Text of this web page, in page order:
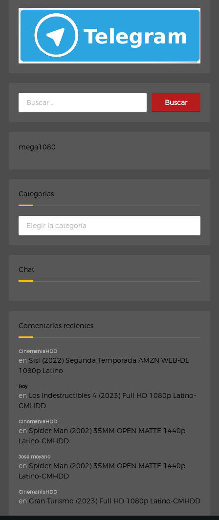
Buscar:
mega1080
Categorias
Categorias
Chat
Comentarios recientes
CinemaniaHDD
en Sisi (2022) Segunda Temporada AMZN WEB-DL
1080p Latino
Roy
en Los Indestructibles 4 (2023) Full HD 1080p Latino-
CMHDD
CinemaniaHDD
en Spider-Man (2002) 35MM OPEN MATTE 1440p
Latino-CMHDD
Jose moyano
en Spider-Man (2002) 35MM OPEN MATTE 1440p
Latino-CMHDD
CinemaniaHDD
en Gran Turismo (2023) Full HD 1080p Latino-CMHDD